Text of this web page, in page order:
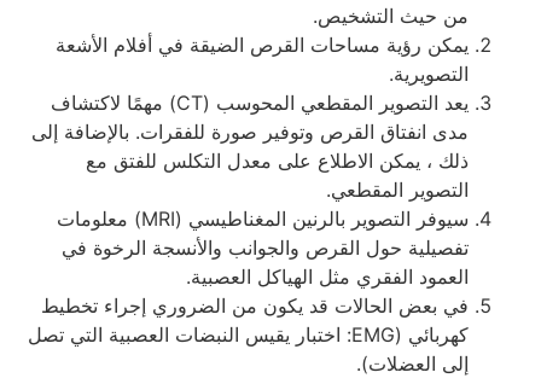
من حيث التشخيص.
يمكن رؤية مساحات القرص الضيقة في أفلام الأشعة
التصويرية.
يعد التصوير المقطعي المحوسب (CT) مهمًا لاكتشاف
مدى انفتاق القرص وتوفير صورة للفقرات. بالإضافة إلى
ذلك ، يمكن الاطلاع على معدل التكلس للفتق مع
التصوير المقطعي.
سيوفر التصوير بالرنين المغناطيسي (MRI) معلومات
تفصيلية حول القرص والجوانب والأنسجة الرخوة في
العمود الفقري مثل الهياكل العصبية.
في بعض الحالات قد يكون من الضروري إجراء تخطيط
كهربائي (EMG: اختبار يقيس النبضات العصبية التي تصل
إلى العضلات).